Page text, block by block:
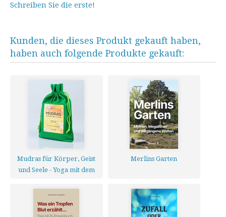
Schreiben Sie die erste!
Kunden, die dieses Produkt gekauft haben,
haben auch folgende Produkte gekauft:
Mudras für Körper, Geist
und Seele - Yoga mit dem
Merlins Garten